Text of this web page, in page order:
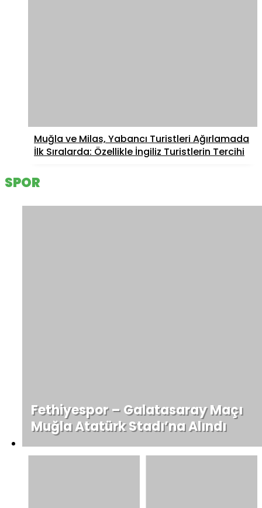
Muğla ve Milas, Yabancı Turistleri Ağırlamada
İlk Sıralarda: Özellikle İngiliz Turistlerin Tercihi
SPOR
Fethiyespor – Galatasaray Maçı
Muğla Atatürk Stadı’na Alındı